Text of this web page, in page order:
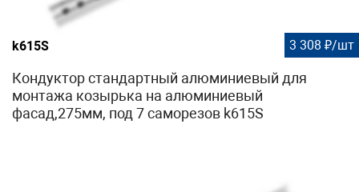
k615S 3 308 ₽/шт
Кондуктор стандартный алюминиевый для
монтажа козырька на алюминиевый
фасад,275мм, под 7 саморезов k615S